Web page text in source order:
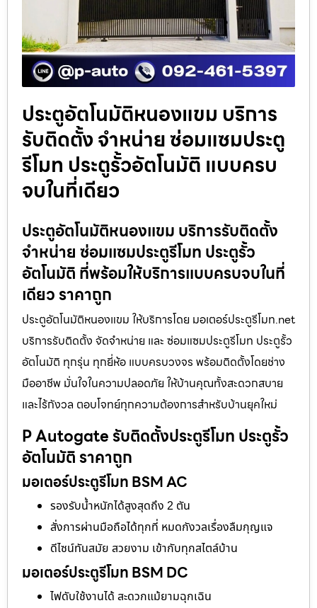
ประตูอัตโนมัติหนองแขม บริการ
รับติดตั้ง จำหน่าย ซ่อมแซมประตู
รีโมท ประตูรั้วอัตโนมัติ แบบครบ
จบในที่เดียว
ประตูอัตโนมัติหนองแขม บริการรับติดตั้ง
จำหน่าย ซ่อมแซมประตูรีโมท ประตูรั้ว
อัตโนมัติ ที่พร้อมให้บริการแบบครบจบในที่
เดียว ราคาถูก
ประตูอัตโนมัติหนองแขม ให้บริการโดย มอเตอร์ประตูรีโมท.net
บริการรับติดตั้ง จัดจำหน่าย และ ซ่อมแซมประตูรีโมท ประตูรั้ว
อัตโนมัติ ทุกรุ่น ทุกยี่ห้อ แบบครบวงจร พร้อมติดตั้งโดยช่าง
มืออาชีพ มั่นใจในความปลอดภัย ให้บ้านคุณทั้งสะดวกสบาย
และไร้กังวล ตอบโจทย์ทุกความต้องการสำหรับบ้านยุคใหม่
P Autogate รับติดตั้งประตูรีโมท ประตูรั้ว
อัตโนมัติ ราคาถูก
มอเตอร์ประตูรีโมท BSM AC
รองรับน้ำหนักได้สูงสุดถึง 2 ตัน
สั่งการผ่านมือถือได้ทุกที่ หมดกังวลเรื่องลืมกุญแจ
ดีไซน์ทันสมัย สวยงาม เข้ากับทุกสไตล์บ้าน
มอเตอร์ประตูรีโมท BSM DC
ไฟดับใช้งานได้ สะดวกแม้ยามฉุกเฉิน